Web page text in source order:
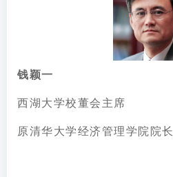
钱颖一
西湖大学校董会主席
原清华大学经济管理学院院长